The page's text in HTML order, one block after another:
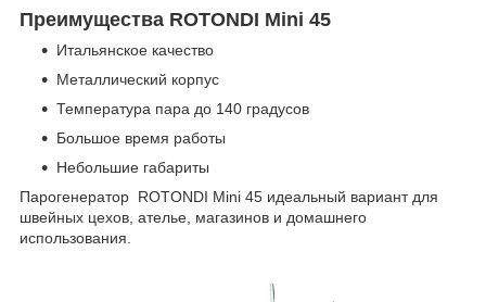
Преимущества ROTONDI Mini 45
Итальянское качество
Металлический корпус
Температура пара до 140 градусов
Большое время работы
Небольшие габариты
Парогенератор ROTONDI Mini 45 идеальный вариант для
швейных цехов, ателье, магазинов и домашнего
использования.